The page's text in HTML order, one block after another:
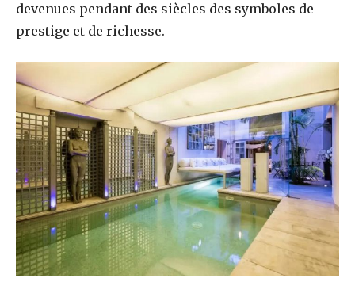
devenues pendant des siècles des symboles de
prestige et de richesse.